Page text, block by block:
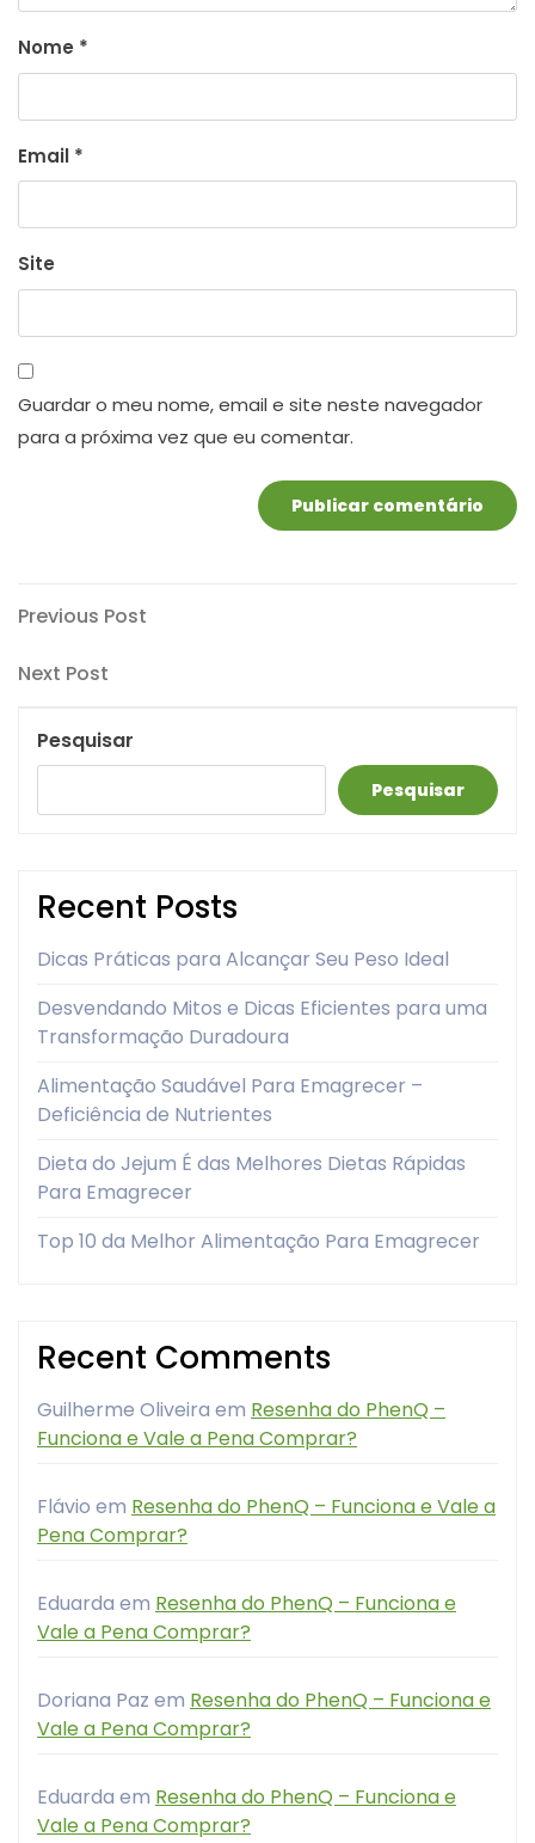
Nome *
Email *
Site
Guardar o meu nome, email e site neste navegador
para a próxima vez que eu comentar.
Navegação
de
artigos
Previous
Previous Post
Next
Next Post
Pesquisar
Pesquisar
Recent Posts
Dicas Práticas para Alcançar Seu Peso Ideal
Desvendando Mitos e Dicas Eficientes para uma
Transformação Duradoura
Alimentação Saudável Para Emagrecer –
Deficiência de Nutrientes
Dieta do Jejum É das Melhores Dietas Rápidas
Para Emagrecer
Top 10 da Melhor Alimentação Para Emagrecer
Recent Comments
Guilherme Oliveira em Resenha do PhenQ –
Funciona e Vale a Pena Comprar?
Flávio em Resenha do PhenQ – Funciona e Vale a
Pena Comprar?
Eduarda em Resenha do PhenQ – Funciona e
Vale a Pena Comprar?
Doriana Paz em Resenha do PhenQ – Funciona e
Vale a Pena Comprar?
Eduarda em Resenha do PhenQ – Funciona e
Vale a Pena Comprar?